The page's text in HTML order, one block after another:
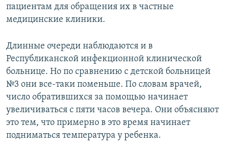
пациентам для обращения их в частные
медицинские клиники.
Длинные очереди наблюдаются и в
Республиканской инфекционной клинической
больнице. Но по сравнению с детской больницей
№3 они все-таки поменьше. По словам врачей,
число обратившихся за помощью начинает
увеличиваться с пяти часов вечера. Они объясняют
это тем, что примерно в это время начинает
подниматься температура у ребенка.